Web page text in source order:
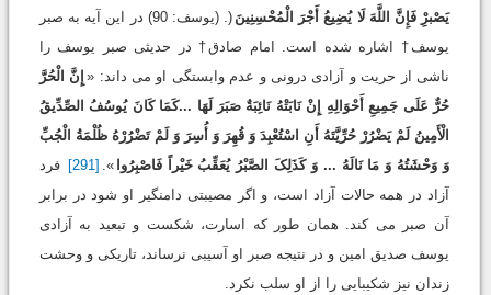
یَصْبرِْ فَإِنَّ اللَّهَ لَا یُضِیعُ أَجْرَ الْمُحْسِنِینَ
(. (یوسف: 90) در این آیه به صبر
یوسف† اشاره شده است. امام صادق† در حدیثی صبر یوسف را
ناشی از حریت و آزادی درونی و عدم وابستگی او می داند: « إِنَّ الْحُرَّ
حُرٌّ عَلَی جَمِیعِ أَحْوَالِهِ إِنْ نَابَتْهُ نَائِبَةٌ صَبَرَ لَهَا ...کَمَا کَانَ یُوسُفُ الصِّدِّیقُ
الْأَمِینُ لَمْ یَضْرُرْ حُرِّیَّتَهُ أَنِ اسْتُعْبِدَ وَ قُهِرَ وَ أُسِرَ وَ لَمْ تَضْرُرْهُ ظُلْمَةُ الْجُبِّ
وَ وَحْشَتُهُ وَ مَا نَالَهُ ... وَ کَذَلِکَ الصَّبْرُ یُعَقِّبُ خَیْراً فَاصْبِرُوا ».
[291]
فرد
آزاد در همه حالات آزاد است، و اگر مصیبتی دامنگیر او شود در برابر
آن صبر می کند. همان طور که اسارت، شکست و تبعید به آزادی
یوسف صدیق امین و در نتیجه صبر او آسیبی نرساند، تاریکی و وحشت
زندان نیز شکیبایی را از او سلب نکرد.